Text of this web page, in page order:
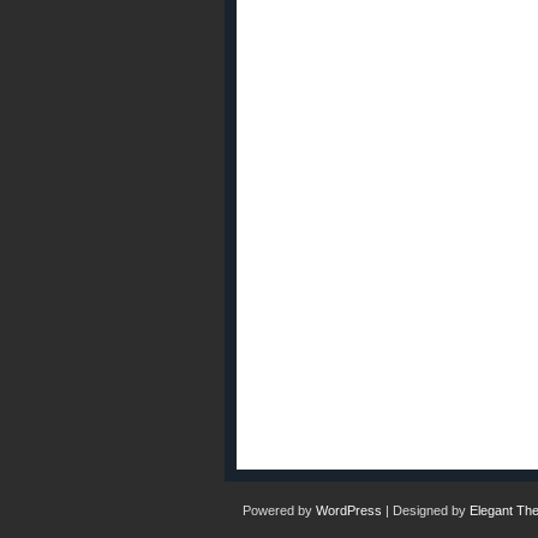
Powered by WordPress | Designed by Elegant